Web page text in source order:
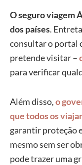
O seguro viagem
dos países.
consultar o portal
pretende visitar –
para verificar
Além disso,o
que todos os
garantir proteção
mesmo sem ser
pode trazer uma